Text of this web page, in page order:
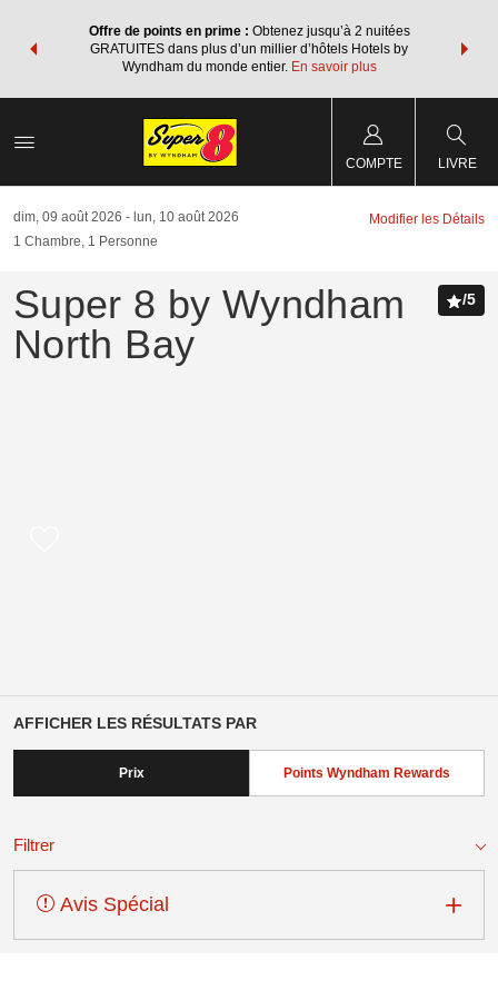
points
forfait.
Offre de points en prime : Obtenez jusqu’à 2 nuitées
GRATUITES dans plus d’un millier d’hôtels Hotels by
Wyndham du monde entier. En savoir plus
forfaits
COMPTE LIVRE
dim, 09 août 2026
lun, 10 août 2026
1 Chambre, 1 Personne
Modifier les Détails
Super 8 by Wyndham
North Bay
/5
AFFICHER LES RÉSULTATS PAR
Prix Points Wyndham Rewards
Filtrer
Avis Spécial